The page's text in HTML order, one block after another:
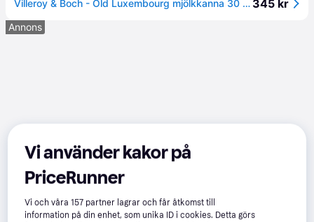
Villeroy & Boch - Old Luxembourg mjölkkanna 30 cl vit/blå 345 kr
Annons
Vi använder kakor på
PriceRunner
Vi och våra157 partner lagrar och får åtkomst till
information på din enhet, som unika ID i cookies. Detta görs